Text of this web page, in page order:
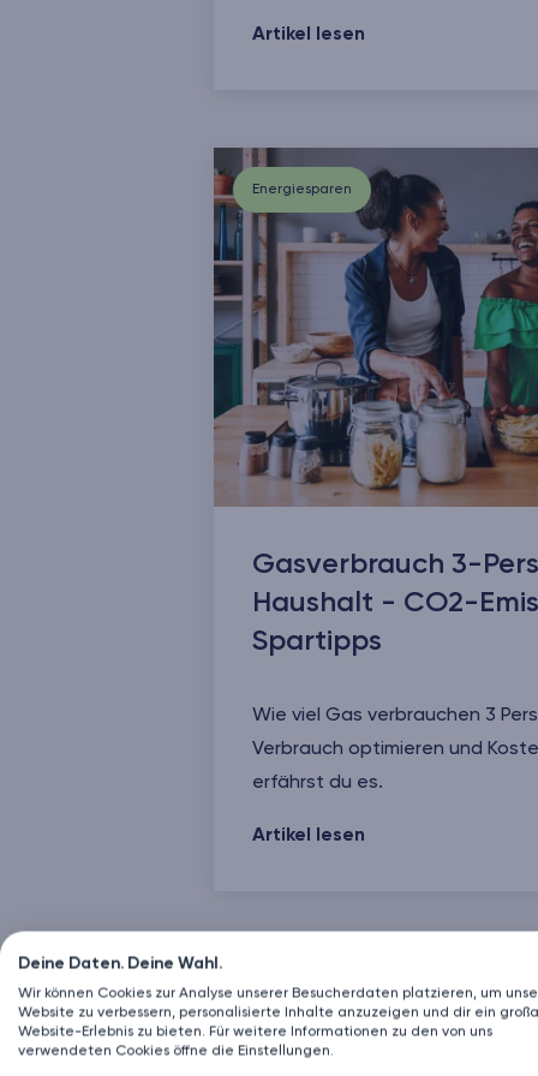
Neue Energieeffizienzklassen:
Artikel lesen
Energiesparen
Gasverbrauch 3-
Haushalt - CO2-
Spartipps
Wie viel Gas verbrauchen 3
Verbrauch optimieren und
erfährst du es.
Gasverbrauch 3-Personen-
Artikel lesen
Energie & mehr
Deine Daten. Deine Wahl.
Wir können Cookies zur Analyse unserer Besucherdaten platzieren, um
Website zu verbessern, personalisierte Inhalte anzuzeigen und dir ein
Website-Erlebnis zu bieten. Für weitere Informationen zu den von uns
verwendeten Cookies öffne die Einstellungen.